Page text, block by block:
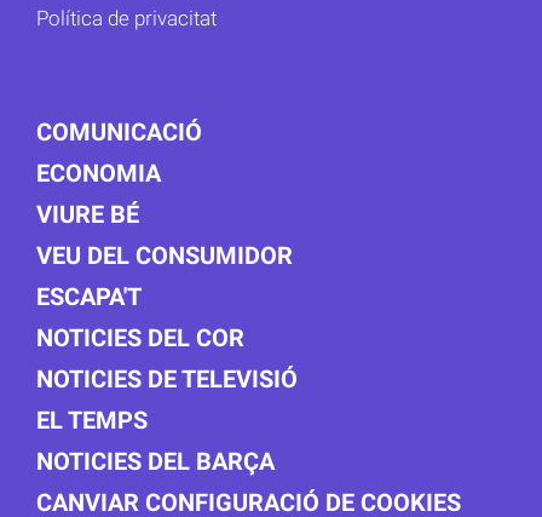
Política de privacitat
COMUNICACIÓ
ECONOMIA
VIURE BÉ
VEU DEL CONSUMIDOR
ESCAPA'T
NOTICIES DEL COR
NOTICIES DE TELEVISIÓ
EL TEMPS
NOTICIES DEL BARÇA
CANVIAR CONFIGURACIÓ DE COOKIES